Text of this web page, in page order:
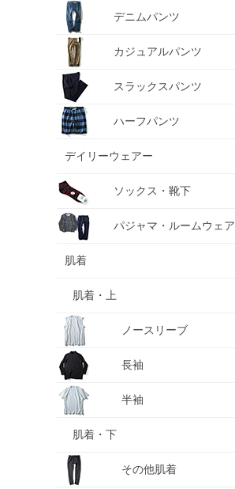
デニムパンツ
カジュアルパンツ
スラックスパンツ
ハーフパンツ
デイリーウェアー
ソックス・靴下
パジャマ・ルームウェア
肌着
肌着・上
ノースリーブ
長袖
半袖
肌着・下
その他肌着